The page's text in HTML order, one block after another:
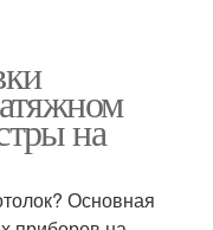
на
Основная